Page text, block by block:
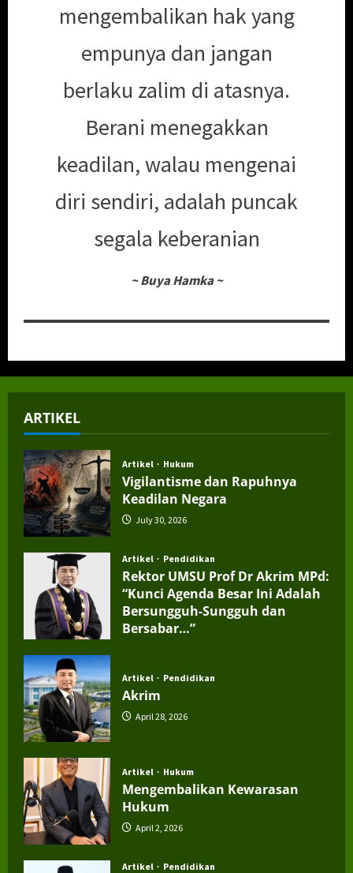
mengembalikan hak yang
empunya dan jangan
berlaku zalim di atasnya.
Berani menegakkan
keadilan, walau mengenai
diri sendiri, adalah puncak
segala keberanian
~ Buya Hamka ~
ARTIKEL
Artikel Hukum
Vigilantisme dan Rapuhnya
Keadilan Negara
July 30, 2026
Artikel Pendidikan
Rektor UMSU Prof Dr Akrim MPd:
“Kunci Agenda Besar Ini Adalah
Bersungguh-Sungguh dan
Bersabar…”
Artikel Pendidikan
Akrim
April 28, 2026
Artikel Hukum
Mengembalikan Kewarasan
Hukum
April 2, 2026
Artikel Pendidikan